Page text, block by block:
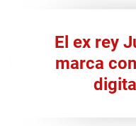
El ex rey
marca